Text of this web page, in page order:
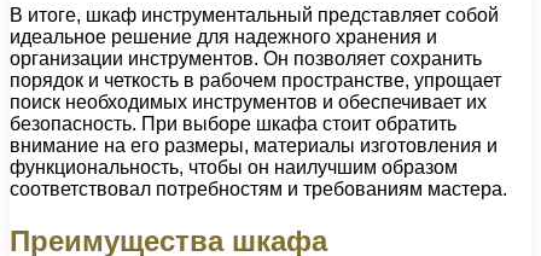
В итоге, шкаф инструментальный представляет собой
идеальное решение для надежного хранения и
организации инструментов. Он позволяет сохранить
порядок и четкость в рабочем пространстве, упрощает
поиск необходимых инструментов и обеспечивает их
безопасность. При выборе шкафа стоит обратить
внимание на его размеры, материалы изготовления и
функциональность, чтобы он наилучшим образом
соответствовал потребностям и требованиям мастера.
Преимущества шкафа